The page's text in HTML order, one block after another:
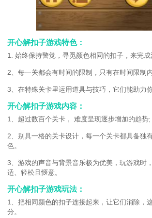
开心解扣子游戏特色：
1. 始终保持警觉，寻觅颜色相同的扣子，来完成
2、每一关都会有时间的限制，只有在时间限制
3、在特殊关卡里运用道具与技巧，它们能助力
开心解扣子游戏内容：
1、超过数百个关卡， 难度呈现逐步增加的趋势;
2、别具一格的关卡设计，每一个关卡都具备独
色。
3、游戏的声音与背景音乐极为优美，玩游戏时
适、轻松且惬意。
开心解扣子游戏玩法：
1、把相同颜色的扣子连接起来，让它们消除，
分。